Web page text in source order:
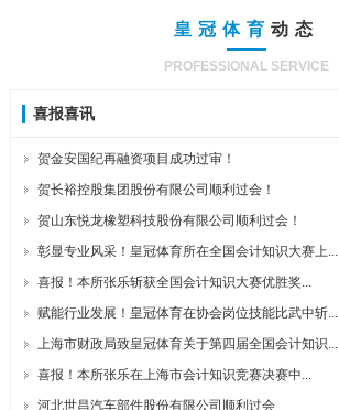
皇冠体育 动态
PROFESSIONAL SERVICE
喜报喜讯
贺金安国纪再融资项目成功过审！
贺长裕控股集团股份有限公司顺利过会！
贺山东悦龙橡塑科技股份有限公司顺利过会！
彰显专业风采！皇冠体育所在全国会计知识大赛上...
喜报！本所张乐斩获全国会计知识大赛优胜奖...
赋能行业发展！皇冠体育在协会岗位技能比武中斩...
上海市财政局致皇冠体育关于第四届全国会计知识...
喜报！本所张乐在上海市会计知识竞赛决赛中...
河北世昌汽车部件股份有限公司顺利过会